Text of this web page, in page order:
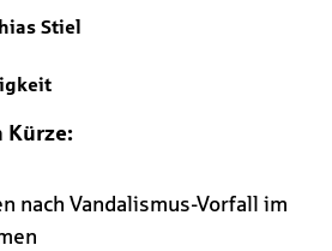
Stiel
Kürze:
nach Vandalismus-Vorfall im